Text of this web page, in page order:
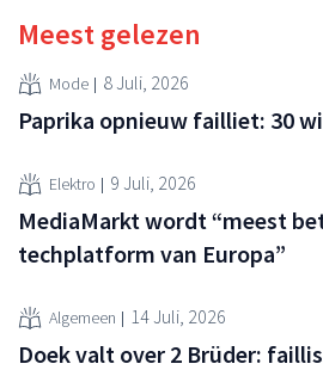
Meest gelezen
Mode 8 Juli, 2026
Paprika opnieuw failliet: 30
Elektro 9 Juli, 2026
MediaMarkt wordt “meest
techplatform van Europa”
Algemeen 14 Juli, 2026
Doek valt over 2 Brüder: